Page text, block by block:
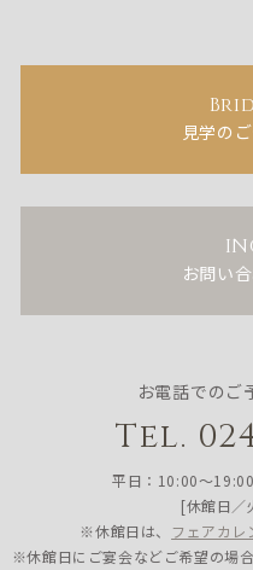
見学の
お問い
お電話でのご
Tel.
平日：10:00〜
[休館日／
※休館日は、 フェアカレ
※休館日にご宴会などご希望の場